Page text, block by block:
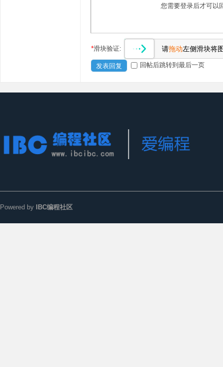
您需要登录后才可以
*滑块验证: 请拖动左侧滑块将
发表回复 回帖后跳转到最后一页
Powered by IBC编程社区